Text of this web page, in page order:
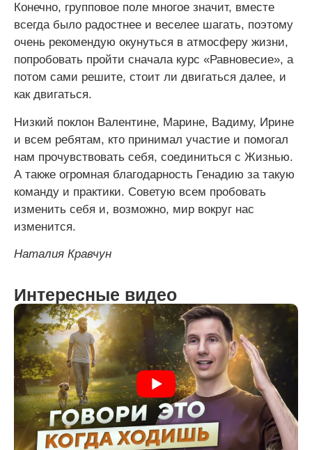
Конечно, групповое поле многое значит, вместе
всегда было радостнее и веселее шагать, поэтому
очень рекомендую окунуться в атмосферу жизни,
попробовать пройти сначала курс «Равновесие», а
потом сами решите, стоит ли двигаться далее, и
как двигаться.
Низкий поклон Валентине, Марине, Вадиму, Ирине
и всем ребятам, кто принимал участие и помогал
нам прочувствовать себя, соединиться с Жизнью.
А также огромная благодарность Генадию за такую
команду и практики. Советую всем пробовать
изменить себя и, возможно, мир вокруг нас
изменится.
Наталия Кравчун
Интересные видео